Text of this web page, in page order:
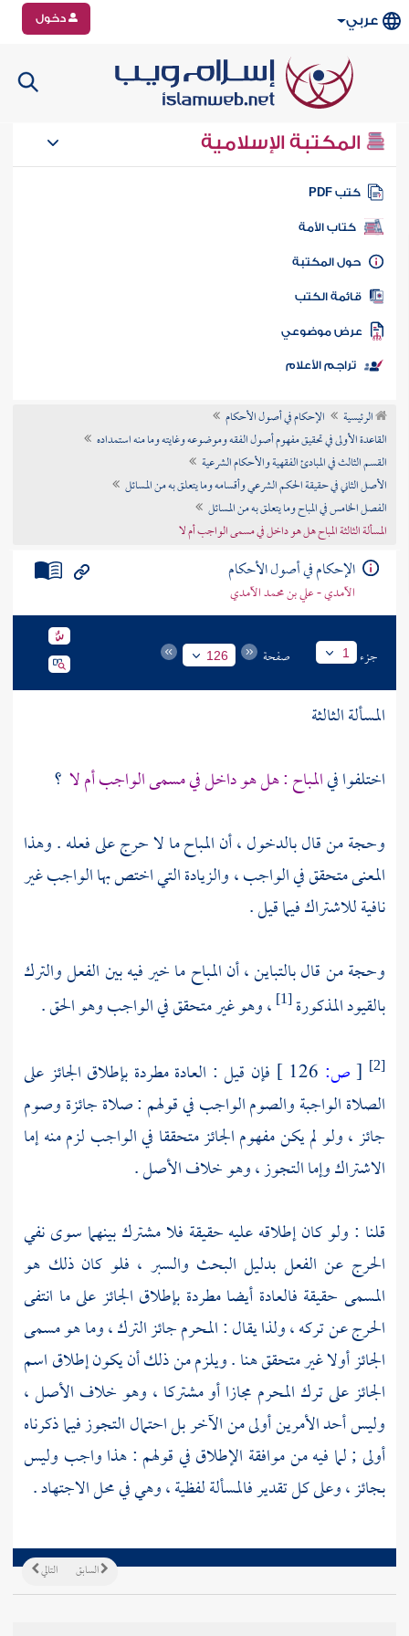
عربي دخول
المكتبة الإسلامية
كتب PDF
كتاب الأمة
المكتبة
الكتب
موضوعي
تراجم الأعلام
الرئيسية
الإحكام في أصول الأحكام
القاعدة الأولى في تحقيق مفهوم أصول الفقه وموضوعه وغايته وما منه استمداده
القسم الثالث في المبادئ الفقهية والأحكام الشرعية
الأصل الثاني في حقيقة الحكم الشرعي وأقسامه وما يتعلق به من المسائل
الفصل الخامس في المباح وما يتعلق به من المسائل
المسألة الثالثة المباح هل هو داخل في مسمى الواجب أم لا
الإحكام في أصول الأحكام
الآمدي - علي بن محمد الآمدي
جزء 1 صفحة 126
المسألة الثالثة
اختلفوا فيالمباح : هل هو داخل في مسمى الواجب أم لا ؟
وحجة من قال بالدخول ، أن المباح ما لا حرج على فعله . وهذا
المعنى متحقق في الواجب ، والزيادة التي اختص بها الواجب غير
نافية للاشتراك فيما قيل .
وحجة من قال بالتباين ، أن المباح ما خير فيه بين الفعل والترك
بالقيود المذكورة[1] ، وهو غير متحقق في الواجب وهو الحق .
[2]
[ص:
فإن قيل : العادة مطردة بإطلاق الجائز على
الصلاة الواجبة والصوم الواجب في قولهم : صلاة جائزة وصوم
جائز ، ولو لم يكن مفهوم الجائز متحققا في الواجب لزم منه إما
الاشتراك وإما التجوز ، وهو خلاف الأصل .
قلنا : ولو كان إطلاقه عليه حقيقة فلا مشترك بينهما سوى نفي
الحرج عن الفعل بدليل البحث والسبر ، فلو كان ذلك هو
المسمى حقيقة فالعادة أيضا مطردة بإطلاق الجائز على ما انتفى
الحرج عن تركه ، ولذا يقال : المحرم جائز الترك ، وما هو مسمى
الجائز أولا غير متحقق هنا . ويلزم من ذلك أن يكون إطلاق اسم
الجائز على ترك المحرم مجازا أو مشتركا ، وهو خلاف الأصل ،
وليس أحد الأمرين أولى من الآخر بل احتمال التجوز فيما ذكرناه
أولى ; لما فيه من موافقة الإطلاق في قولهم : هذا واجب وليس
بجائز ، وعلى كل تقدير فالمسألة لفظية ، وهي في محل الاجتهاد .
التالي السابق